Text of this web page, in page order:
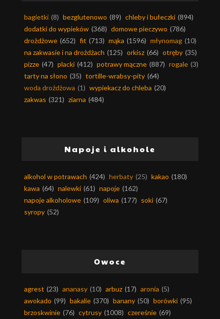
bagietki (8) bezglutenowo (89) chleby i bułeczki (894)
dodatki do wypieków (368) domowe pieczywo (786)
drożdżowe (652) fit (713) mąka (1596) młynomag (10)
na zakwasie i na drożdżach (125) orkisz (66) otręby (35)
pizze (47) placki (412) potrawy mączne (887) rogale (3)
tarty na słono (35) tortille-wrabsy-pity (64)
woda drożdżowa (1) wypiekacz do chleba (20)
zakwas (321) ziarna (484)
Napoje i alkohole
alkohol w potrawach (424) herbaty (25) kakao (180)
kawa (64) nalewki (61) napoje (162)
napoje alkoholowe (109) oliwa (177) soki (67)
syropy (52)
Owoce
agrest (23) ananasy (10) arbuz (17) aronia (5)
awokado (99) bakalie (370) banany (50) borówki (95)
brzoskwinie (76) cytrusy (1008) czereśnie (69)